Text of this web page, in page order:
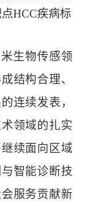
HCC疾病标
生物传感领
结构合理、
连续发表，
领域的扎实
续面向区域
智能诊断技
服务贡献新